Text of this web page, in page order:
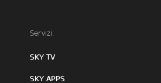
Servizi:
SKY TV
SKY APPS